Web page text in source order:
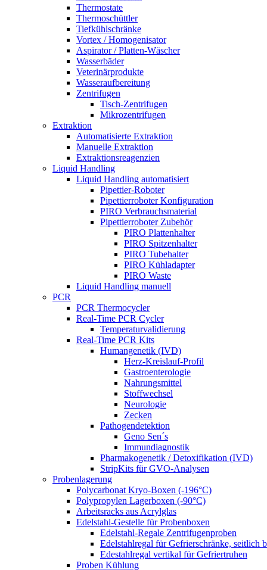
Thermostate
Thermoschüttler
Tiefkühlschränke
Vortex / Homogenisator
Aspirator / Platten-Wäscher
Wasserbäder
Veterinärprodukte
Wasseraufbereitung
Zentrifugen
Tisch-Zentrifugen
Mikrozentrifugen
Extraktion
Automatisierte Extraktion
Manuelle Extraktion
Extraktionsreagenzien
Liquid Handling
Liquid Handling automatisiert
Pipettier-Roboter
Pipettierroboter Konfiguration
PIRO Verbrauchsmaterial
Pipettierroboter Zubehör
PIRO Plattenhalter
PIRO Spitzenhalter
PIRO Tubehalter
PIRO Kühladapter
PIRO Waste
Liquid Handling manuell
PCR
PCR Thermocycler
Real-Time PCR Cycler
Temperaturvalidierung
Real-Time PCR Kits
Humangenetik (IVD)
Herz-Kreislauf-Profil
Gastroenterologie
Nahrungsmittel
Stoffwechsel
Neurologie
Zecken
Pathogendetektion
Geno Sen´s
Immundiagnostik
Pharmakogenetik / Detoxifikation (IVD)
StripKits für GVO-Analysen
Probenlagerung
Polycarbonat Kryo-Boxen (-196°C)
Polypropylen Lagerboxen (-90°C)
Arbeitsracks aus Acrylglas
Edelstahl-Gestelle für Probenboxen
Edelstahl-Regale Zentrifugenproben
Edelstahlregal für Gefrierschränke, seitlich
Edestahlregal vertikal für Gefriertruhen
Proben Kühlung